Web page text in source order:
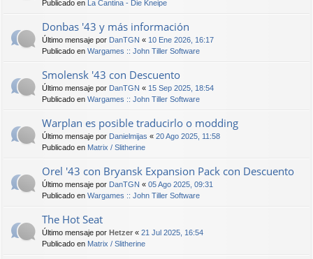
Publicado en La Cantina - Die Kneipe
Donbas '43 y más información
Último mensaje por DanTGN « 10 Ene 2026, 16:17
Publicado en Wargames :: John Tiller Software
Smolensk '43 con Descuento
Último mensaje por DanTGN « 15 Sep 2025, 18:54
Publicado en Wargames :: John Tiller Software
Warplan es posible traducirlo o modding
Último mensaje por Danielmijas « 20 Ago 2025, 11:58
Publicado en Matrix / Slitherine
Orel '43 con Bryansk Expansion Pack con Descuento
Último mensaje por DanTGN « 05 Ago 2025, 09:31
Publicado en Wargames :: John Tiller Software
The Hot Seat
Último mensaje por Hetzer « 21 Jul 2025, 16:54
Publicado en Matrix / Slitherine